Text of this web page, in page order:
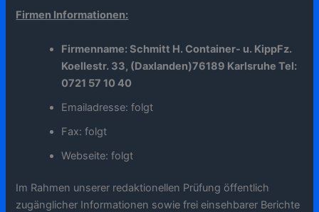
Firmen Informationen:
Firmenname: Schmitt H. Container- u. KippFz.
Koellestr. 33, (Daxlanden)76189 Karlsruhe Tel:
0721 57 10 40
Emailadresse: folgt
Fax: folgt
Webseite: folgt
Im Rahmen unserer redaktionellen Prüfung öffentlich
zugänglicher Informationen sowie frei einsehbarer Berichte